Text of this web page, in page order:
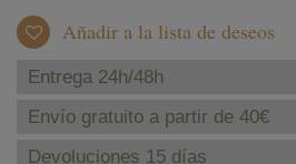
Añadir a la lista de deseos
Entrega 24h/48h
Envío gratuito a partir de 40€
Devoluciones 15 días